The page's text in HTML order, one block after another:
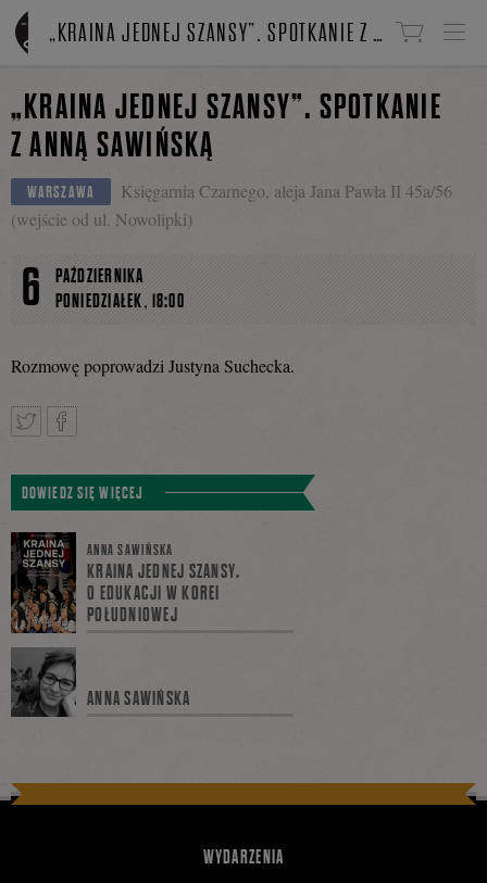
Linki do przejścia
„KRAINA JEDNEJ SZANSY”. SPOTKANIE Z ANNĄ SAWIŃSKĄ
„KRAINA JEDNEJ SZANSY”. SPOTKANIE
Z ANNĄ SAWIŃSKĄ
WARSZAWA
Księgarnia Czarnego, aleja Jana Pawła II 45a/56
(wejście od ul. Nowolipki)
6
PAŹDZIERNIKA
PONIEDZIAŁEK, 18:00
Rozmowę poprowadzi Justyna Suchecka.
TweetnijPodziel
się
na
DOWIEDZ SIĘ WIĘCEJ
ANNA SAWIŃSKA
KRAINA JEDNEJ SZANSY.
O EDUKACJI W KOREI
POŁUDNIOWEJ
ANNA SAWIŃSKA
WYDARZENIA